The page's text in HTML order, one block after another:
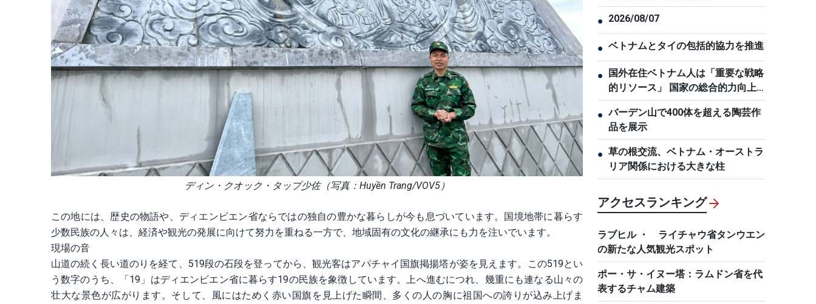
ディン・クオック・タップ少佐（写真：Huyền Trang/VOV5）
この地には、歴史の物語や、ディエンビエン省ならではの独自の豊かな暮らしが今も息づいています。国境地帯に暮らす
少数民族の人々は、経済や観光の発展に向けて努力を重ねる一方で、地域固有の文化の継承にも力を注いでいます。
現場の音
山道の続く長い道のりを経て、519段の石段を登ってから、観光客はアパチャイ国旗掲揚塔が姿を見えます。この519とい
う数字のうち、「19」はディエンビエン省に暮らす19の民族を象徴しています。上へ進むにつれ、幾重にも連なる山々の
壮大な景色が広がります。そして、風にはためく赤い国旗を見上げた瞬間、多くの人の胸に祖国への誇りが込み上げま
● 2026/08/07
● ベトナムとタイの包括的協力を推進
●
国外在住ベトナム人は「重要な戦略
的リソース」 国家の総合的力向上
に貢献
● バーデン山で400体を超える陶芸作
品を展示
● 草の根交流、ベトナム・オーストラ
リア関係における大きな柱
アクセスランキング
ラブヒル ・ ライチャウ省タンウエン
の新たな人気観光スポット
ポー・サ・イヌー塔：ラムドン省を代
表するチャム建築